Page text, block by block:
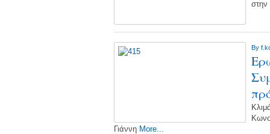
στην
By
Γιάννη More...